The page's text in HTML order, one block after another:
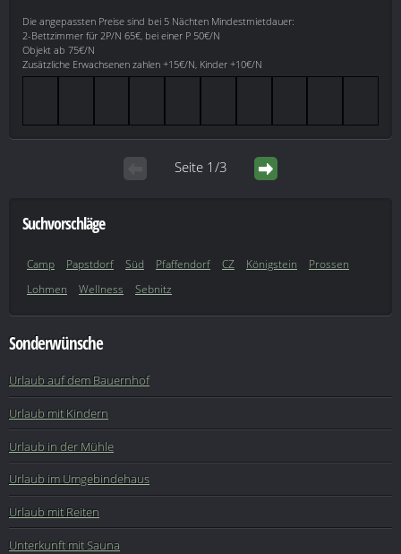
Die angepassten Preise sind bei 5 Nächten Mindestmietdauer:
2-Bettzimmer für 2P/N 65€, bei einer P 50€/N
Objekt ab 75€/N
Zusätzliche Erwachsenen zahlen +15€/N, Kinder +10€/N
Seite 1/3
Suchvorschläge
Camp Papstdorf Süd Pfaffendorf CZ Königstein
Prossen
Lohmen
Wellness Sebnitz
Sonderwünsche
Urlaub auf dem Bauernhof
Urlaub mit Kindern
Urlaub in der Mühle
Urlaub im Umgebindehaus
Urlaub mit Reiten
Unterkunft mit Sauna